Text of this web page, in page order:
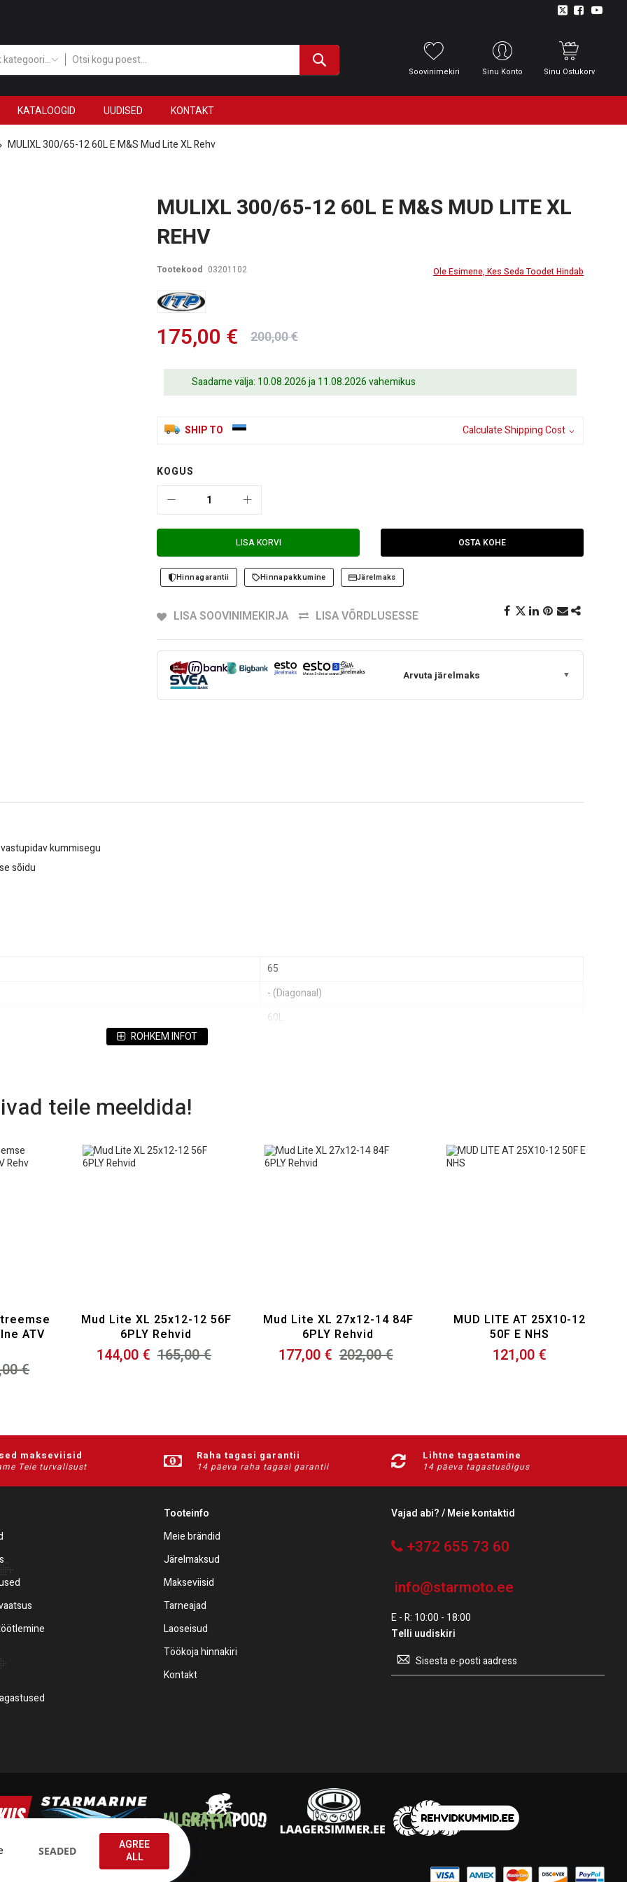
Kõik kategooriad
Soovinimekiri Sinu Konto Sinu Ostukorv
KATALOOGID UUDISED KONTAKT
MULIXL 300/65-12 60L E M&S Mud Lite XL Rehv
MULIXL 300/65-12 60L E M&S MUD LITE XL
REHV
Ole Esimene, Kes Seda Toodet Hindab
Tootekood 03201102
175,00 € 200,00 €
Saadame välja: 10.08.2026 ja 11.08.2026 vahemikus
SHIP TO Calculate Shipping Cost
KOGUS
LISA KORVI OSTA KOHE
Hinnagarantii Hinnapakkumine Järelmaks
LISA SOOVINIMEKIRJA LISA VÕRDLUSESSE
Arvuta järelmaks ▼
kummisegu
sõidu
65
- (Diagonaal)
60L
Siserõhuta
ROHKEM INFOT
teile meeldida!
ATV
€
Mud Lite XL 25x12-12 56F
6PLY Rehvid
144,00 € 165,00 €
Mud Lite XL 27x12-14 84F
6PLY Rehvid
177,00 € 202,00 €
MUD LITE AT 25X10-12
50F E NHS
121,00 €
makseviisid
Teie turvalisust
Raha tagasi garantii
14 päeva raha tagasi garantii
Lihtne tagastamine
14 päeva tagastusõigus
Tooteinfo
Meie brändid
Järelmaksud
Makseviisid
Tarneajad
Laoseisud
Töökoja hinnakiri
Kontakt
Vajad abi? / Meie kontaktid
+372 655 73 60
info@starmoto.ee
E - R: 10:00 - 18:00
Telli uudiskiri
Telli
uudiskiri:
SEADED
AGREE
ALL